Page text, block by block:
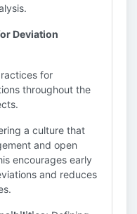
Deviation
for
throughout the
a culture that
and open
encourages early
and reduces